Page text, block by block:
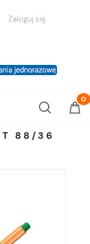
Zaloguj się
88/36